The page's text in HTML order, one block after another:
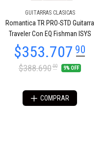
GUITARRAS CLASICAS
Romantica TR PRO-STD Guitarra
Traveler Con EQ Fishman ISYS
$388.69000 9% OFF
COMPRAR